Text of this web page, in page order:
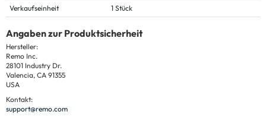
Verkaufseinheit
1 Stück
Angaben zur Produktsicherheit
Hersteller:
Remo Inc.
28101 Industry Dr.
Valencia, CA 91355
USA
Kontakt:
support@remo.com